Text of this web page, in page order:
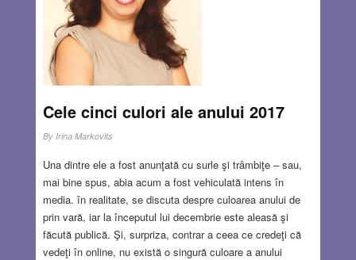
Cele cinci culori ale anului 2017
By Irina Markovits
Una dintre ele a fost anunţată cu surle şi trâmbiţe – sau,
mai bine spus, abia acum a fost vehiculată intens în
media. în realitate, se discuta despre culoarea anului de
prin vară, iar la începutul lui decembrie este aleasă şi
făcută publică. Şi, surpriza, contrar a ceea ce credeţi că
vedeţi în online, nu există o singură culoare a anului